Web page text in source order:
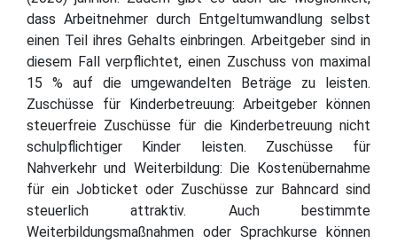
dass Arbeitnehmer durch Entgeltumwandlung selbst
einen Teil ihres Gehalts einbringen. Arbeitgeber sind in
diesem Fall verpflichtet, einen Zuschuss von maximal
15 % auf die umgewandelten Beträge zu leisten.
Zuschüsse für Kinderbetreuung: Arbeitgeber können
steuerfreie Zuschüsse für die Kinderbetreuung nicht
schulpflichtiger Kinder leisten. Zuschüsse für
Nahverkehr und Weiterbildung: Die Kostenübernahme
für ein Jobticket oder Zuschüsse zur Bahncard sind
steuerlich attraktiv. Auch bestimmte
Weiterbildungsmaßnahmen oder Sprachkurse können